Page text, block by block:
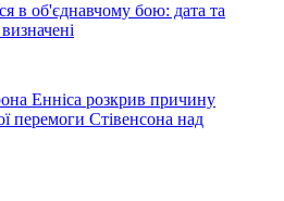
в об'єднавчому бою: дата та
Енніса розкрив причину
перемоги Стівенсона над